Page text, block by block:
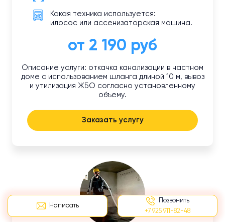
Написать
Позвонить
+7 925 911-82-48
Какая техника используется:
илосос или ассенизаторская машина.
от 2 190 руб
Описание услуги: откачка канализации в частном
доме с использованием шланга длиной 10 м, вывоз
и утилизация ЖБО согласно установленному
объему.
Заказать услугу